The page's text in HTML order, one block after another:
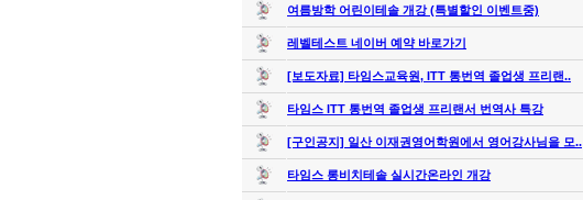
여름방학 어린이테솔 개강 (특별할인 이벤트중)
레벨테스트 네이버 예약 바로가기
[보도자료] 타임스교육원, ITT 통번역 졸업생 프리랜..
타임스 ITT 통번역 졸업생 프리랜서 번역사 특강
[구인공지] 일산 이재권영어학원에서 영어강사님을 모..
타임스 롱비치테솔 실시간온라인 개강